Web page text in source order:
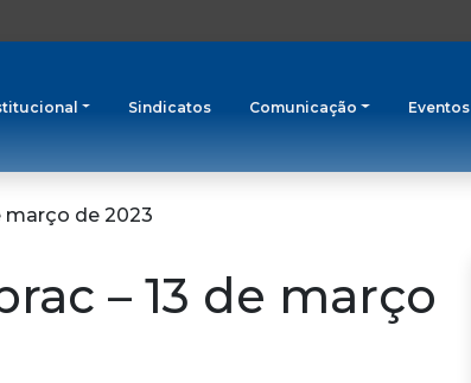
Sindicatos Comunicação Eventos
março de 2023
– 13 de março